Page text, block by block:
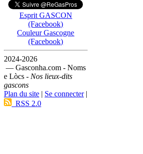
Esprit GASCON
(Facebook)
Couleur Gascogne
(Facebook)
2024-2026
— Gasconha.com - Noms
e Lòcs - Nos lieux-dits
gascons
Plan du site | Se connecter|
RSS 2.0